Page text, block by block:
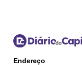
Endereço